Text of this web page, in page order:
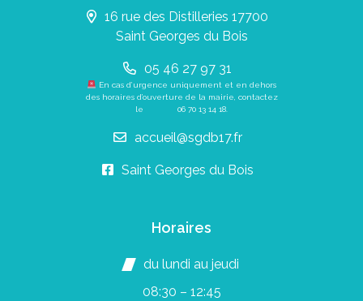
16 rue des Distilleries 17700
Saint Georges du Bois
05 46 27 97 31
En cas d’urgence uniquement et en dehors
des horaires d’ouverture de la mairie, contactez
le 06 70 13 14 18
accueil@sgdb17.fr
Saint Georges du Bois
Horaires
du lundi au jeudi
08:30 – 12:45